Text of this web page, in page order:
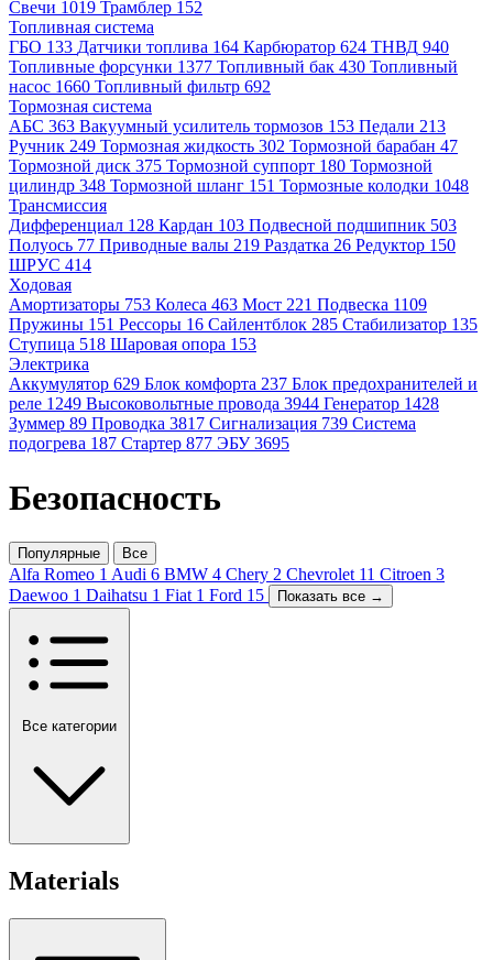
Свечи 1019 Трамблер 152
Топливная система
ГБО 133 Датчики топлива 164 Карбюратор 624 ТНВД 940
Топливные форсунки 1377 Топливный бак 430 Топливный
насос 1660 Топливный фильтр 692
Тормозная система
АБС 363 Вакуумный усилитель тормозов 153 Педали 213
Ручник 249 Тормозная жидкость 302 Тормозной барабан 47
Тормозной диск 375 Тормозной суппорт 180 Тормозной
цилиндр 348 Тормозной шланг 151 Тормозные колодки 1048
Трансмиссия
Дифференциал 128 Кардан 103 Подвесной подшипник 503
Полуось 77 Приводные валы 219 Раздатка 26 Редуктор 150
ШРУС 414
Ходовая
Амортизаторы 753 Колеса 463 Мост 221 Подвеска 1109
Пружины 151 Рессоры 16 Сайлентблок 285 Стабилизатор 135
Ступица 518 Шаровая опора 153
Электрика
Аккумулятор 629 Блок комфорта 237 Блок предохранителей и
реле 1249 Высоковольтные провода 3944 Генератор 1428
Зуммер 89 Проводка 3817 Сигнализация 739 Система
подогрева 187 Стартер 877 ЭБУ 3695
Безопасность
Популярные Все
Alfa Romeo 1 Audi 6 BMW 4 Chery 2 Chevrolet 11 Citroen 3
Daewoo 1 Daihatsu 1 Fiat 1 Ford 15 Показать все →
Все категории
Materials